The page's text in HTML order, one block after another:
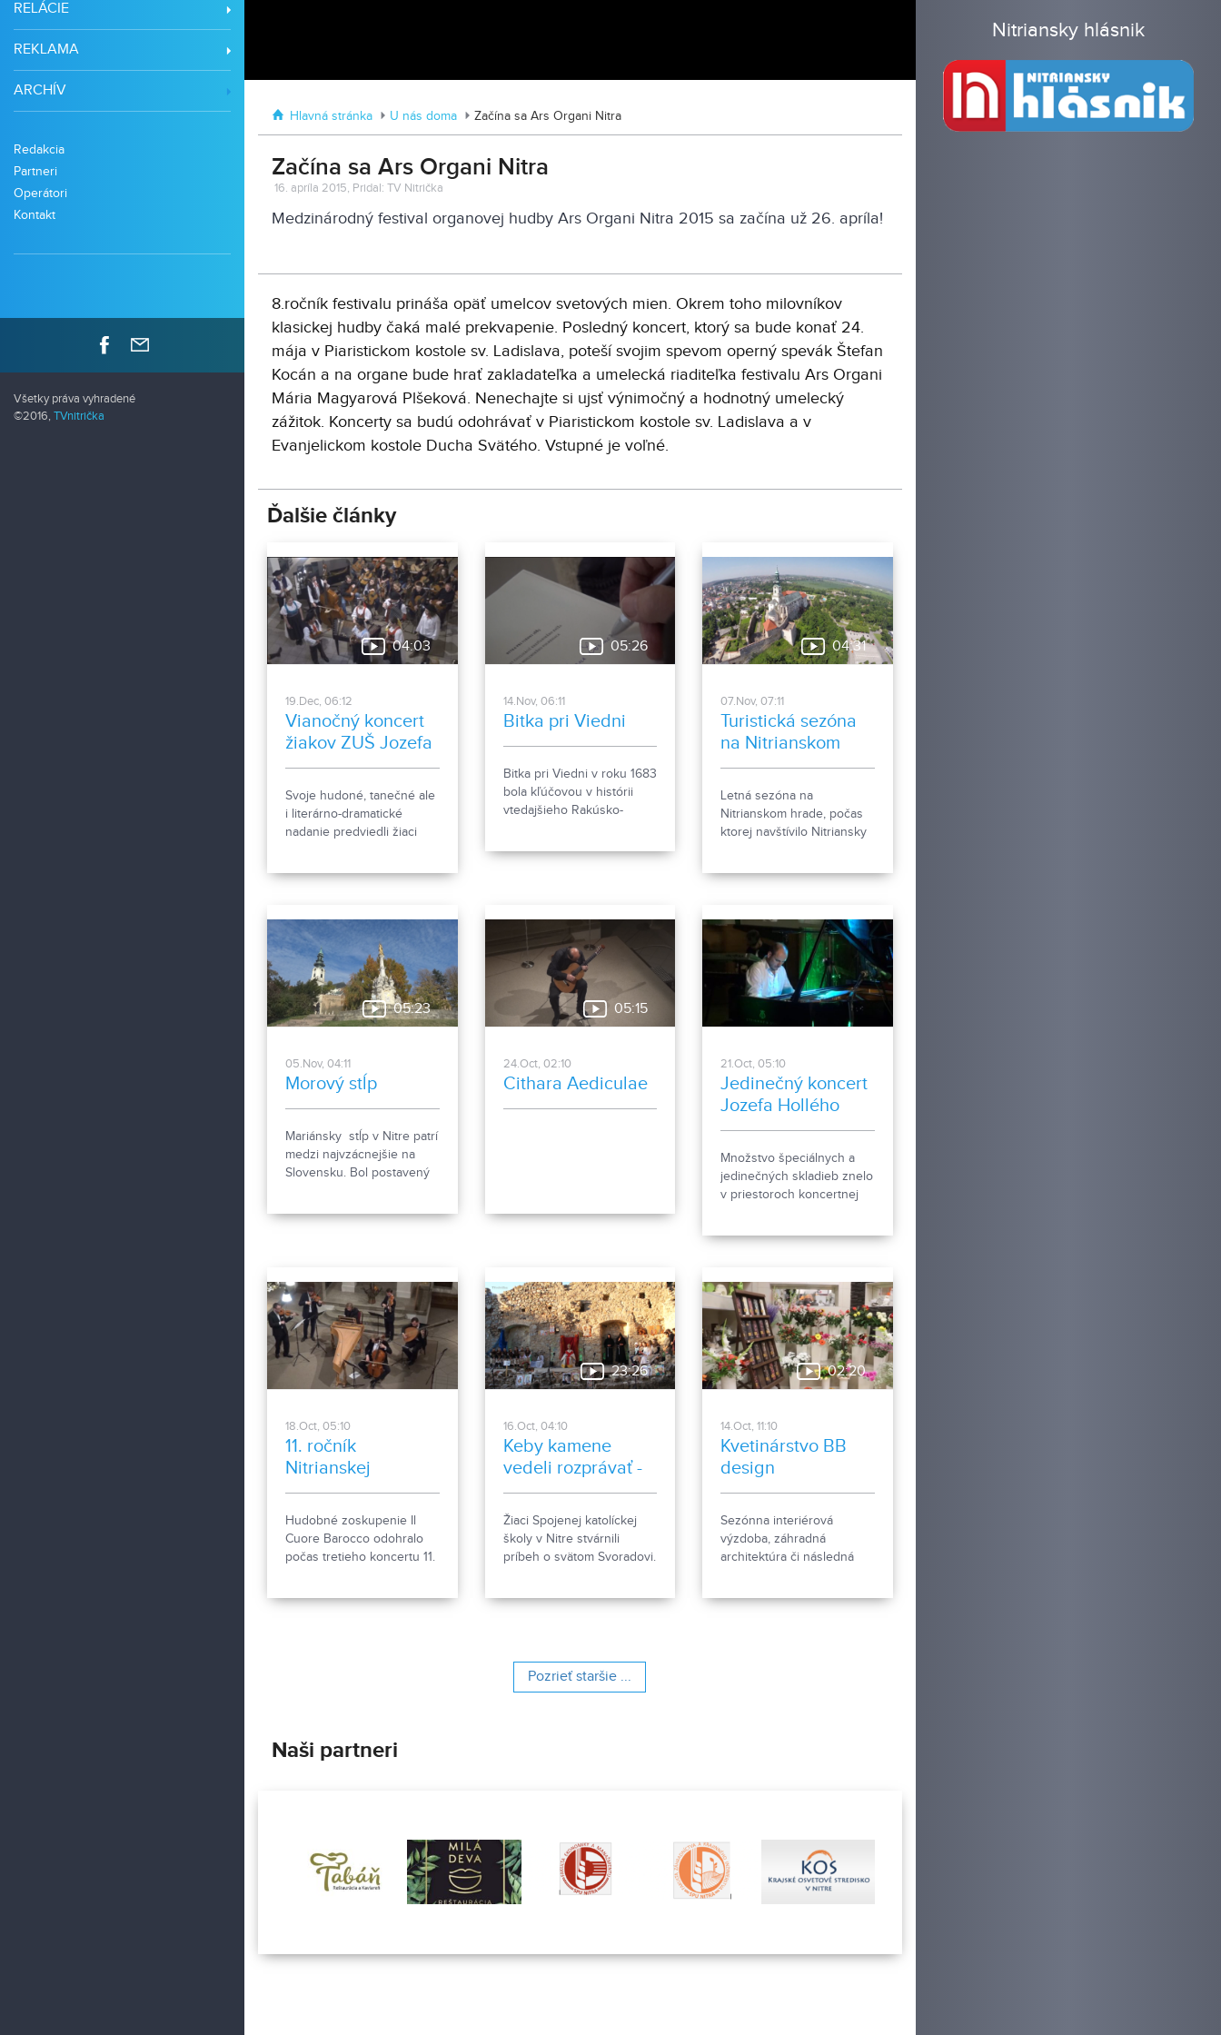
RELÁCIE
REKLAMA
ARCHÍV
Redakcia
Partneri
Operátori
Kontakt
Všetky práva vyhradené
©2016, TVnitrička
Hlavná stránka U nás doma Začína sa Ars Organi Nitra
Začína sa Ars Organi Nitra
16. apríla 2015, Pridal: TV Nitrička
Medzinárodný festival organovej hudby Ars Organi Nitra 2015 sa začína už 26. apríla!
8.ročník festivalu prináša opäť umelcov svetových mien. Okrem toho milovníkov
klasickej hudby čaká malé prekvapenie. Posledný koncert, ktorý sa bude konať 24.
mája v Piaristickom kostole sv. Ladislava, poteší svojim spevom operný spevák Štefan
Kocán a na organe bude hrať zakladateľka a umelecká riaditeľka festivalu Ars Organi
Mária Magyarová Plšeková. Nenechajte si ujsť výnimočný a hodnotný umelecký
zážitok. Koncerty sa budú odohrávať v Piaristickom kostole sv. Ladislava a v
Evanjelickom kostole Ducha Svätého. Vstupné je voľné.
Ďalšie články
04:03
19.Dec, 06:12
Vianočný koncert
žiakov ZUŠ Jozefa
Rosinského
Svoje hudoné, tanečné ale
i literárno-dramatické
nadanie predviedli žiaci
Synagógy.
05:26
14.Nov, 06:11
Bitka pri Viedni
Bitka pri Viedni v roku 1683
bola kľúčovou v histórii
vtedajšieho Rakúsko-
Vontorčíka.
04:31
07.Nov, 07:11
Turistická sezóna
na Nitrianskom
hrade
Letná sezóna na
Nitrianskom hrade, počas
ktorej navštívilo Nitriansky
tradičné, ale aj špeciálne
podujatia, ktoré však
nebudú chýbať ani počas
budúcej sezóny.
05:23
05.Nov, 04:11
Morový stĺp
Mariánsky stĺp v Nitre patrí
medzi najvzácnejšie na
Slovensku. Bol postavený
05:15
24.Oct, 02:10
Cithara Aediculae
21.Oct, 05:10
Jedinečný koncert
Jozefa Hollého
Množstvo špeciálnych a
jedinečných skladieb znelo
v priestoroch koncertnej
jedinečný koncert určený
milovníkom kvalitnej hudby.
18.Oct, 05:10
11. ročník
Nitrianskej
hudobnej jesene
Hudobné zoskupenie Il
Cuore Barocco odohralo
počas tretieho koncertu 11.
23:26
16.Oct, 04:10
Keby kamene
vedeli rozprávať -
záznam z
divadelného
predstavenia
Žiaci Spojenej katolíckej
školy v Nitre stvárnili
príbeh o svätom Svoradovi.
02:20
14.Oct, 11:10
Kvetinárstvo BB
design
Sezónna interiérová
výzdoba, záhradná
architektúra či následná
Pozrieť staršie ...
Naši partneri
Nitriansky hlásnik